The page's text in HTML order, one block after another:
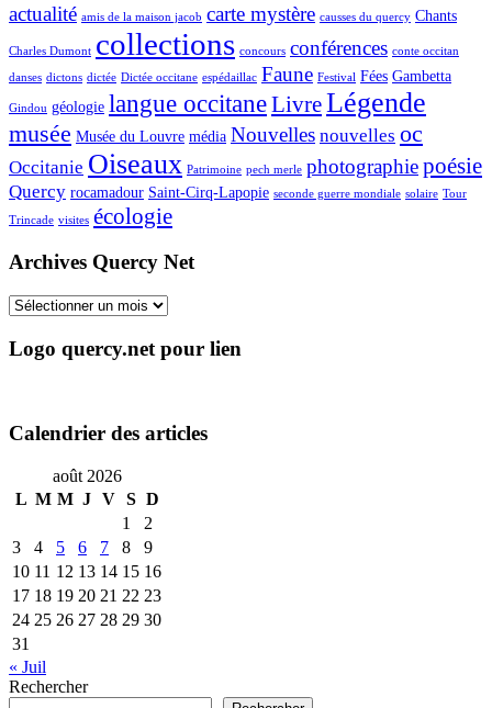
actualité amis de la maison jacob carte mystère causses du quercy Chants
Charles Dumont collections concours conférences conte occitan
danses dictons dictée Dictée occitane espédaillac Faune Festival Fées Gambetta
Gindou géologie langue occitaneLivreLégende
musée Musée du Louvre média Nouvelles nouvelles oc
Occitanie Oiseaux Patrimoine pech merle photographiepoésie
Quercy rocamadour Saint-Cirq-Lapopie seconde guerre mondiale solaire Tour
Trincade visites écologie
Archives Quercy Net
Archives
Net
Logo quercy.net pour lien
Calendrier des articles
août 2026
L M M J V S D
1
2
3
4 5 6 7 8
9
10 11 12 13 14 15 16
17 18 19 20 21 22 23
24 25 26 27 28 29 30
31
« Juil
Rechercher